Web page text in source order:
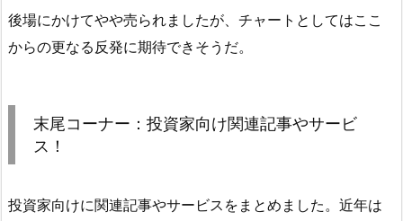
後場にかけてやや売られましたが、チャートとしてはここ
からの更なる反発に期待できそうだ。
末尾コーナー：投資家向け関連記事やサービ
ス！
投資家向けに関連記事やサービスをまとめました。近年は